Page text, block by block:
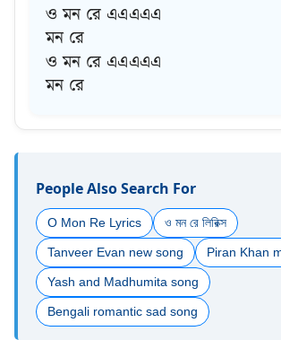
ও মন রে এএএএএ
মন রে
ও মন রে এএএএএ
মন রে
People Also Search For
O Mon Re Lyrics ও মন রে লিরিক্স
Tanveer Evan new song Piran Khan
Yash and Madhumita song
Bengali romantic sad song